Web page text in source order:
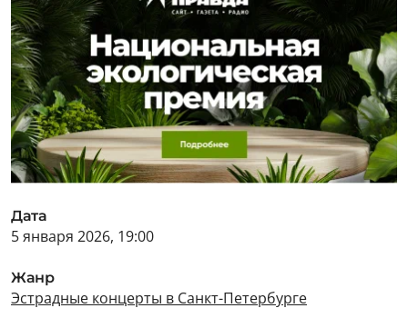
Дата
5 января 2026, 19:00
Жанр
Эстрадные концерты в Санкт-Петербурге